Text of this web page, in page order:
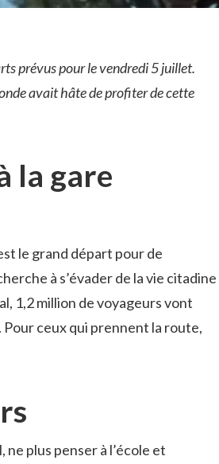
prévus pour le vendredi 5 juillet.
avait hâte de profiter de cette
la gare
le grand départ pour de
à s’évader de la vie citadine
1,2 million de voyageurs vont
ceux qui prennent la route,
plus penser à l’école et